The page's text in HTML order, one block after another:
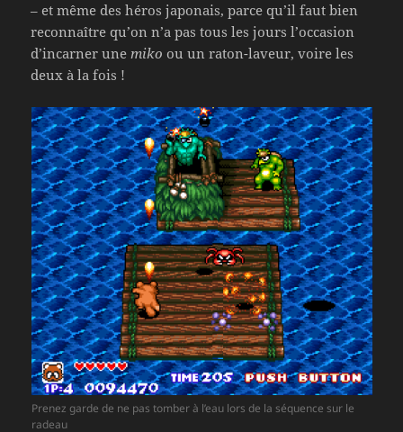
– et même des héros japonais, parce qu’il faut bien
reconnaître qu’on n’a pas tous les jours l’occasion
d’incarner unemiko ou un raton-laveur, voire les
deux à la fois !
Prenez garde de ne pas tomber à l’eau lors de la séquence sur le
radeau